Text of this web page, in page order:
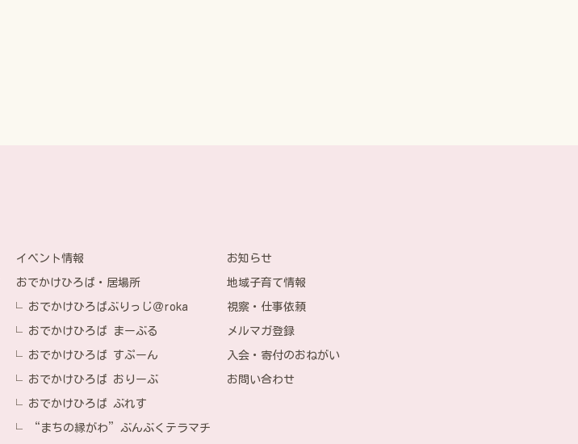
イベント情報
おでかけひろば・居場所
おでかけひろばぶりっじ＠roka
おでかけひろば まーぶる
おでかけひろば すぷーん
おでかけひろば おりーぶ
おでかけひろば ぶれす
“まちの縁がわ”ぶんぶくテラマチ
お知らせ
地域子育て情報
視察・仕事依頼
メルマガ登録
入会・寄付のおねがい
お問い合わせ